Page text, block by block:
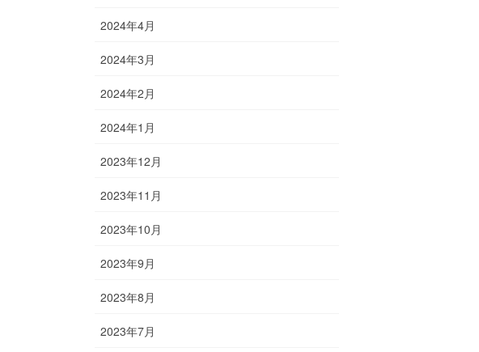
2024年4月
2024年3月
2024年2月
2024年1月
2023年12月
2023年11月
2023年10月
2023年9月
2023年8月
2023年7月